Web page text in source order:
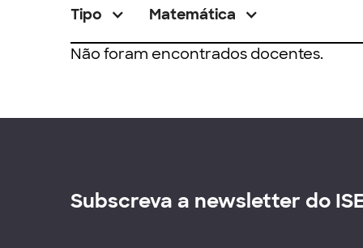
Tipo Matemática
Não foram encontrados docentes.
Subscreva a newsletter do